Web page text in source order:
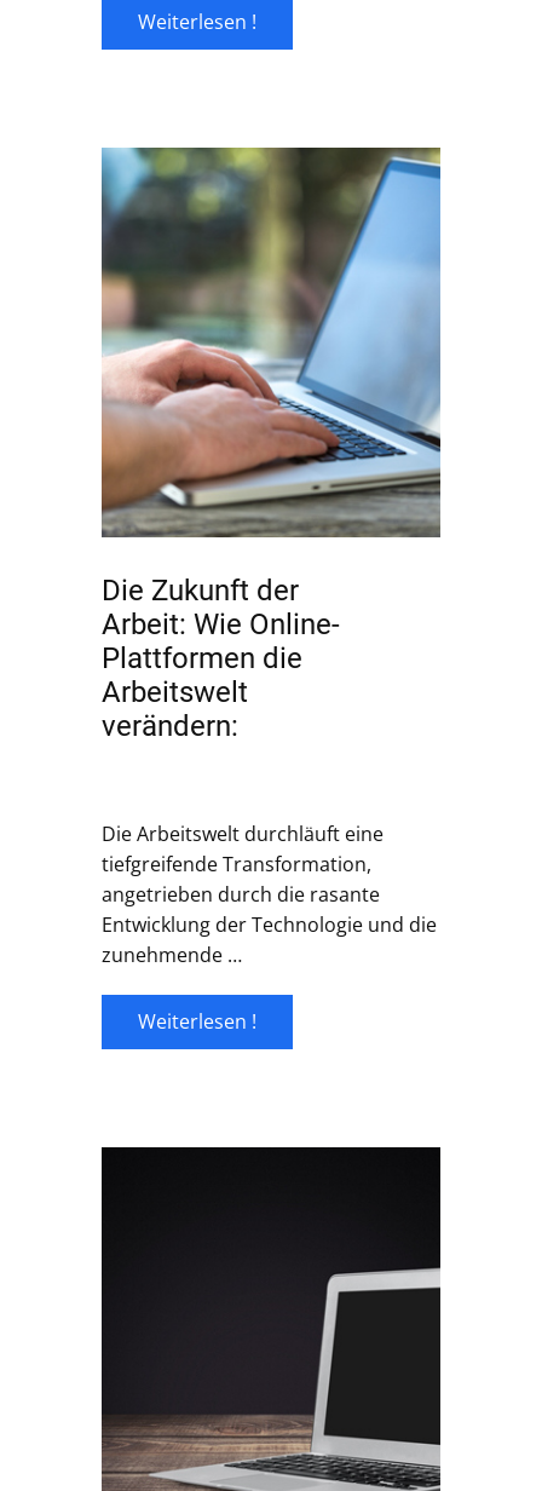
Weiterlesen !
Die Zukunft der
Arbeit: Wie Online-
Plattformen die
Arbeitswelt
verändern:
Die Arbeitswelt durchläuft eine
tiefgreifende Transformation,
angetrieben durch die rasante
Entwicklung der Technologie und die
zunehmende …
Weiterlesen !